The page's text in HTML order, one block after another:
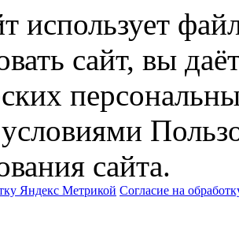
использует
сайт, вы
сайта.
Яндекс Метрикой Согласие на